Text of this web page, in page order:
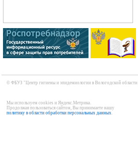
© ФБУЗ "Центр гигиены и эпидемиологии в Вологодской области
Мы используем cookies и Яндекс.Метрика.
Продолжая пользоваться сайтом, Вы принимаете нашу
политику в области обработки персональных данных.